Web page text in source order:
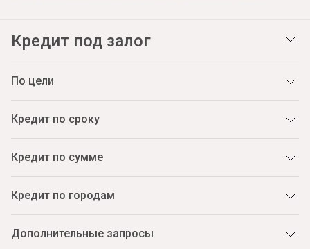
Кредит под залог
По цели
Кредит по сроку
Кредит по сумме
Кредит по городам
Дополнительные запросы